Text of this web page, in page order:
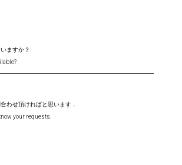
ますか？
わせ頂ければと思います．
your requests.